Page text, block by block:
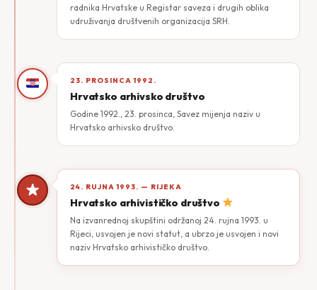
radnika Hrvatske u Registar saveza i drugih oblika
udruživanja društvenih organizacija SRH.
23. PROSINCA 1992.
Hrvatsko arhivsko društvo
Godine 1992., 23. prosinca, Savez mijenja naziv u
Hrvatsko arhivsko društvo.
24. RUJNA 1993. — RIJEKA
Hrvatsko arhivističko društvo
Na izvanrednoj skupštini održanoj 24. rujna 1993. u
Rijeci, usvojen je novi statut, a ubrzo je usvojen i novi
naziv Hrvatsko arhivističko društvo.